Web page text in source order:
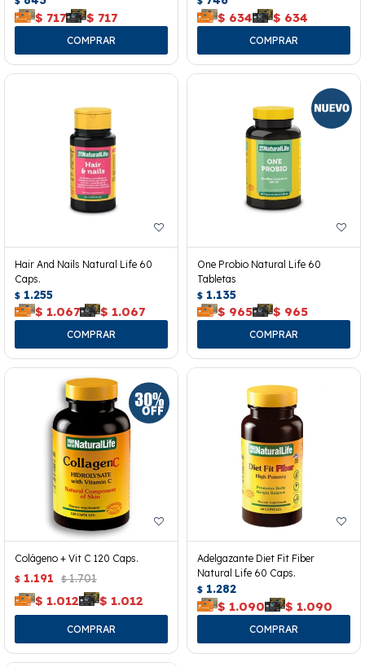
$ 717 $ 717 $ 634 $ 634
Hair And Nails Natural Life 60
Caps.
$ 1.255
$ 1.067 $ 1.067
One Probio Natural Life 60
Tabletas
$ 1.135
$ 965 $ 965
Colágeno + Vit C 120 Caps.
$ 1.191 $ 1.701
$ 1.012 $ 1.012
Adelgazante Diet Fit Fiber
Natural Life 60 Caps.
$ 1.282
$ 1.090 $ 1.090